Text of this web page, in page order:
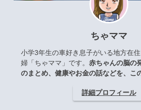
ちゃママ
小学3年生の車好き息子がいる地方在
婦「ちゃママ」です。 赤ちゃんの脳の
のまとめ、健康やお金の話などを、こ
詳細プロフィール